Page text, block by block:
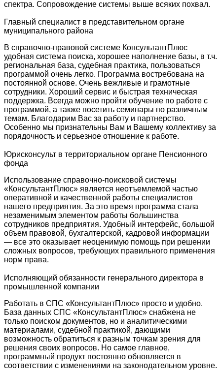
спектра. Сопровождение системы выше всяких похвал.
Главный специалист в представительном органе
муниципального района
В справочно-правовой системе КонсультантПлюс
удобная система поиска, хорошее наполнение базы, в т.ч.
региональная база, судебная практика, пользоваться
программой очень легко. Программа востребована на
постоянной основе. Очень вежливые и грамотные
сотрудники. Хороший сервис и быстрая техническая
поддержка. Всегда можно пройти обучение по работе с
программой, а также посетить семинары по различным
темам. Благодарим Вас за работу и партнерство.
Особенно мы признательны Вам и Вашему коллективу за
порядочность и серьезное отношение к работе.
Юрисконсульт в территориальном органе Пенсионного
фонда
Использование справочно-поисковой системы
«КонсультантПлюс» является неотъемлемой частью
оперативной и качественной работы специалистов
нашего предприятия. За это время программа стала
незаменимым элементом работы большинства
сотрудников предприятия. Удобный интерфейс, большой
объем правовой, бухгалтерской, кадровой информации
— все это оказывает неоценимую помощь при решении
сложных вопросов, требующих правильного применения
норм права.
Исполняющий обязанности генерального директора в
промышленной компании
Работать в СПС «КонсультантПлюс» просто и удобно.
База данных СПС «КонсультантПлюс» снабжена не
только поиском документов, но и аналитическими
материалами, судебной практикой, дающими
возможность обратиться к разным точкам зрения для
решения своих вопросов. Но самое главное,
программный продукт постоянно обновляется в
соответствии с изменениями на законодательном уровне.